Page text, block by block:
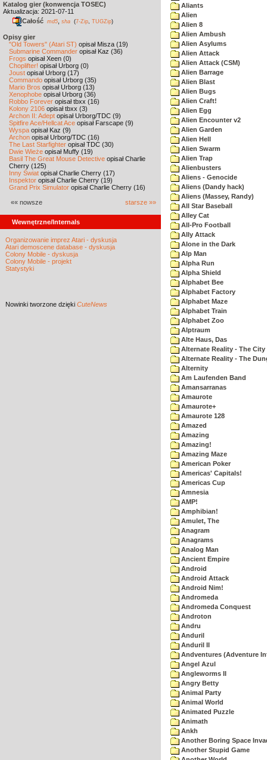
Katalog gier (konwencja TOSEC)
Aktualizacja: 2021-07-11
Całość md5 sha (7-Zip TUGZip)
Opisy gier
"Old Towers" (Atari ST) opisał Misza (19)
Submarine Commander opisał Kaz (36)
Frogs opisał Xeen (0)
Choplifter! opisał Urborg (0)
Joust opisał Urborg (17)
Commando opisał Urborg (35)
Mario Bros opisał Urborg (13)
Xenophobe opisał Urborg (36)
Robbo Forever opisał tbxx (16)
Kolony 2106 opisał tbxx (3)
Archon II: Adept opisał Urborg/TDC (9)
Spitfire Ace/Hellcat Ace opisał Farscape (9)
Wyspa opisał Kaz (9)
Archon opisał Urborg/TDC (16)
The Last Starfighter opisał TDC (30)
Dwie Wieże opisał Muffy (19)
Basil The Great Mouse Detective opisał Charlie
Cherry (125)
Inny Świat opisał Charlie Cherry (17)
Inspektor opisał Charlie Cherry (19)
Grand Prix Simulator opisał Charlie Cherry (16)
«« nowsze starsze »»
Wewnętrzne/Internals
Organizowanie imprez Atari - dyskusja
Atari demoscene database - dyskusja
Colony Mobile - dyskusja
Colony Mobile - projekt
Statystyki
Nowinki tworzone dzięki CuteNews
Aliants
Alien
Alien 8
Alien Ambush
Alien Asylums
Alien Attack
Alien Attack (CSM)
Alien Barrage
Alien Blast
Alien Bugs
Alien Craft!
Alien Egg
Alien Encounter v2
Alien Garden
Alien Hell
Alien Swarm
Alien Trap
Alienbusters
Aliens - Genocide
Aliens (Dandy hack)
Aliens (Massey, Randy)
All Star Baseball
Alley Cat
All-Pro Football
Ally Attack
Alone in the Dark
Alp Man
Alpha Run
Alpha Shield
Alphabet Bee
Alphabet Factory
Alphabet Maze
Alphabet Train
Alphabet Zoo
Alptraum
Alte Haus, Das
Alternate Reality - The City
Alternate Reality - The
Alternity
Am Laufenden Band
Amansarranas
Amaurote
Amaurote+
Amaurote 128
Amazed
Amazing
Amazing!
Amazing Maze
American Poker
Americas' Capitals!
Americas Cup
Amnesia
AMP!
Amphibian!
Amulet, The
Anagram
Anagrams
Analog Man
Ancient Empire
Android
Android Attack
Android Nim!
Andromeda
Andromeda Conquest
Androton
Andru
Anduril
Anduril II
Andventures (Adventure
Angel Azul
Angleworms II
Angry Betty
Animal Party
Animal World
Animated Puzzle
Animath
Ankh
Another Boring Space
Another Stupid Game